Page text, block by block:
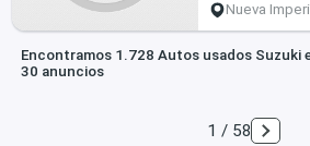
Nueva
Encontramos 1.728 Autos usados Suzuki
30 anuncios
1 / 58